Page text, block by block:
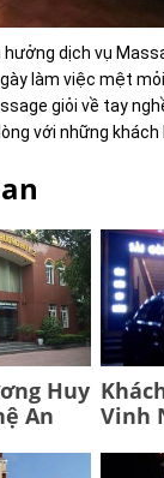
dịch vụ
làm việc mệt
giỏi về tay
với những khách
Huy
An
Vinh